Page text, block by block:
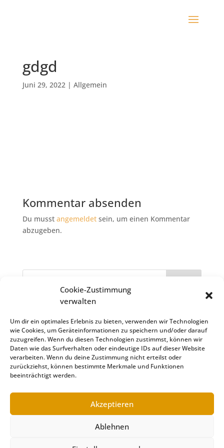
Cookie-Zustimmung
verwalten
Um dir ein optimales Erlebnis zu bieten, verwenden wir Technologien
wie Cookies, um Geräteinformationen zu speichern und/oder darauf
zuzugreifen. Wenn du diesen Technologien zustimmst, können wir
Daten wie das Surfverhalten oder eindeutige IDs auf dieser Website
verarbeiten. Wenn du deine Zustimmung nicht erteilst oder
zurückziehst, können bestimmte Merkmale und Funktionen
beeinträchtigt werden.
Akzeptieren
Ablehnen
gdgd
Juni 29, 2022| Allgemein
Kommentar absenden
Du musst angemeldetsein, um einen Kommentar
abzugeben.
gdgd
Hallo Welt!
Neueste Kommentare
Impressum
Datenschutzerklärung
Cookie-Richtlinie (EU)